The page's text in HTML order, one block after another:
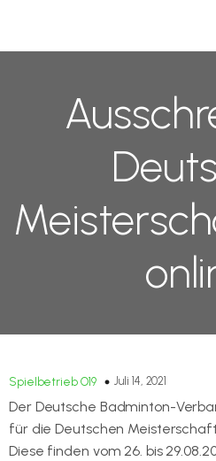
Spielbetrieb O19 Juli 14, 2021
Der Deutsche Badminton-
für die Deutschen
Diese finden vom 26. bis